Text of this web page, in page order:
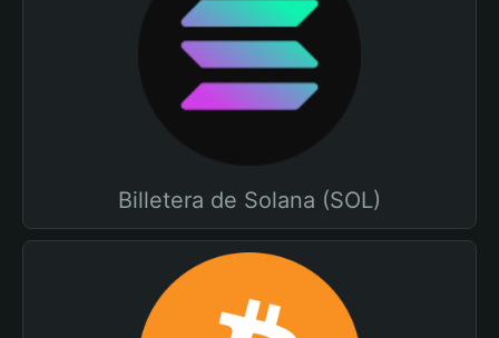
Billetera de Solana (SOL)